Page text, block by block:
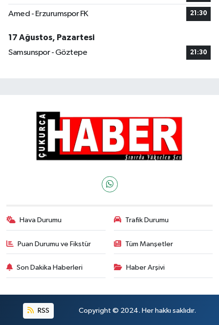
Amed - Erzurumspor FK 21:30
17 Ağustos, Pazartesi
Samsunspor - Göztepe
21:30
Hava Durumu Trafik Durumu
Puan Durumu ve Fikstür Tüm Manşetler
Son Dakika Haberleri Haber Arşivi
RSS Copyright © 2024. Her hakkı saklıdır.